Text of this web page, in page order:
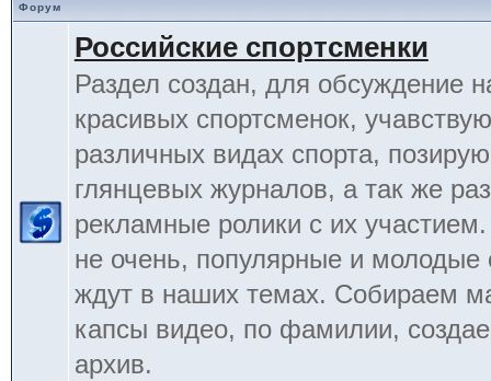
Форум
Российские спортсменки
Раздел создан, для обсуждение
красивых спортсменок,
различных видах спорта,
глянцевых журналов, а так же
рекламные ролики с их
не очень, популярные и молодые
ждут в наших темах. Собираем
капсы видео, по фамилии,
архив.